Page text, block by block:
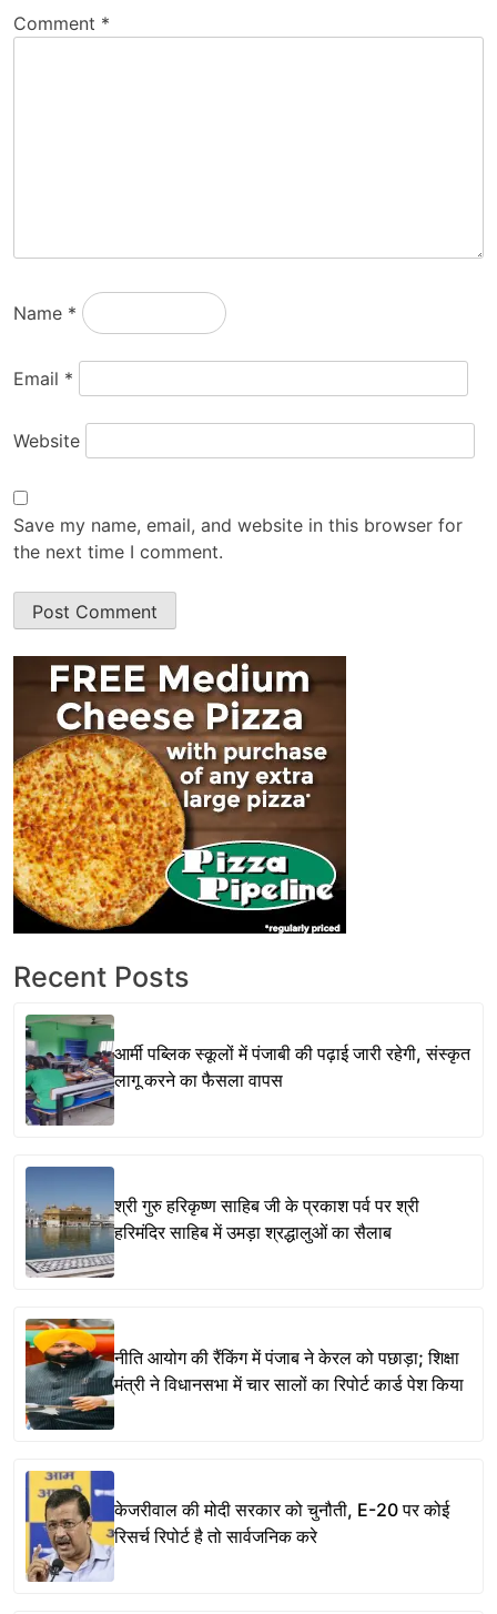
Comment *
Name *
Email *
Website
Save my name, email, and website in this browser for
the next time I comment.
Recent Posts
आर्मी पब्लिक स्कूलों में पंजाबी की पढ़ाई जारी रहेगी, संस्कृत
लागू करने का फैसला वापस
श्री गुरु हरिकृष्ण साहिब जी के प्रकाश पर्व पर श्री
हरिमंदिर साहिब में उमड़ा श्रद्धालुओं का सैलाब
नीति आयोग की रैंकिंग में पंजाब ने केरल को पछाड़ा; शिक्षा
मंत्री ने विधानसभा में चार सालों का रिपोर्ट कार्ड पेश किया
केजरीवाल की मोदी सरकार को चुनौती, E-20 पर कोई
रिसर्च रिपोर्ट है तो सार्वजनिक करे